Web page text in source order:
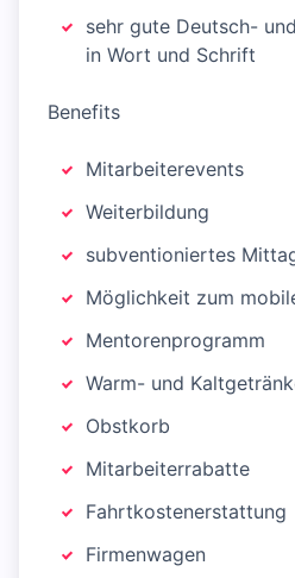
sehr gute Deutsch-
in Wort und Schrift
Benefits
Mitarbeiterevents
Weiterbildung
subventioniertes
Möglichkeit zum
Mentorenprogramm
Warm- und
Obstkorb
Mitarbeiterrabatte
Fahrtkostenerstattung
Firmenwagen